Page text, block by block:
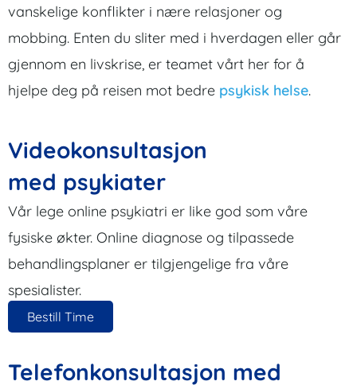
vanskelige konflikter i nære relasjoner og
mobbing. Enten du sliter med i hverdagen eller går
gjennom en livskrise, er teamet vårt her for å
hjelpe deg på reisen mot bedre psykisk helse.
Videokonsultasjon
med psykiater
Vår lege online psykiatri er like god som våre
fysiske økter. Online diagnose og tilpassede
behandlingsplaner er tilgjengelige fra våre
spesialister.
Bestill Time
Telefonkonsultasjon med